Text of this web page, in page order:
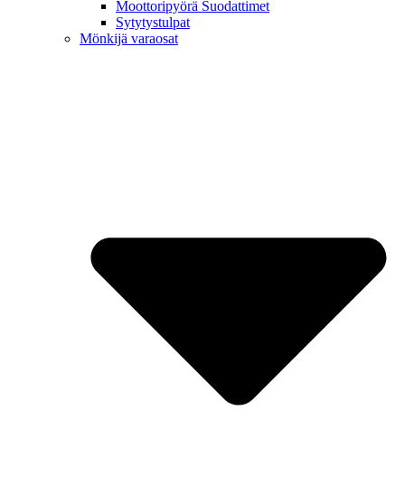
Moottoripyörä Suodattimet
Sytytystulpat
Mönkijä varaosat